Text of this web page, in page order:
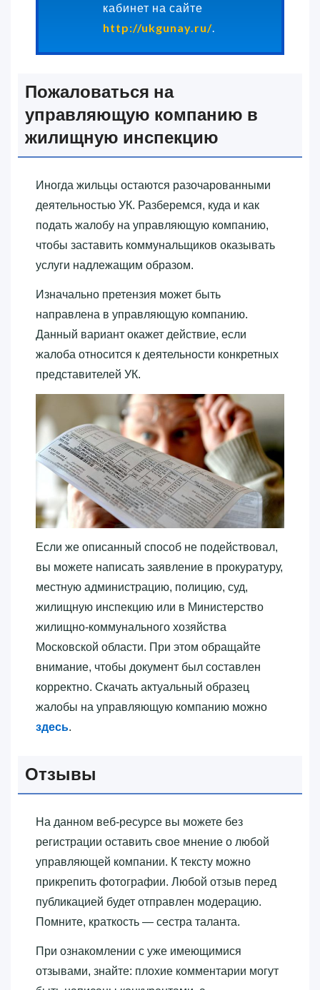
кабинет на сайте
http://ukgunay.ru/.
Пожаловаться на
управляющую компанию в
жилищную инспекцию
Иногда жильцы остаются разочарованными
деятельностью УК. Разберемся, куда и как
подать жалобу на управляющую компанию,
чтобы заставить коммунальщиков оказывать
услуги надлежащим образом.
Изначально претензия может быть
направлена в управляющую компанию.
Данный вариант окажет действие, если
жалоба относится к деятельности конкретных
представителей УК.
Если же описанный способ не подействовал,
вы можете написать заявление в прокуратуру,
местную администрацию, полицию, суд,
жилищную инспекцию или в Министерство
жилищно-коммунального хозяйства
Московской области. При этом обращайте
внимание, чтобы документ был составлен
корректно. Скачать актуальный образец
жалобы на управляющую компанию можно
здесь.
Отзывы
На данном веб-ресурсе вы можете без
регистрации оставить свое мнение о любой
управляющей компании. К тексту можно
прикрепить фотографии. Любой отзыв перед
публикацией будет отправлен модерацию.
Помните, краткость — сестра таланта.
При ознакомлении с уже имеющимися
отзывами, знайте: плохие комментарии могут